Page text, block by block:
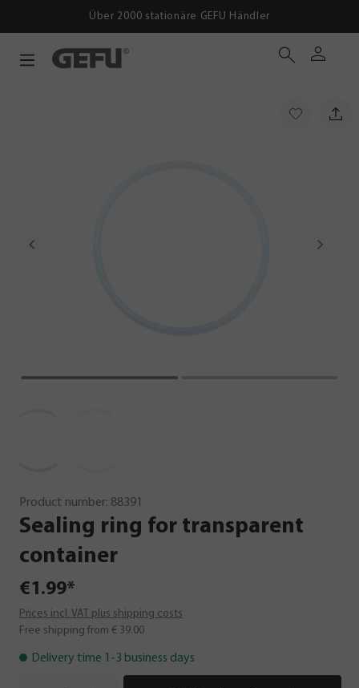
Über 2000 stationäre GEFU Händler
Product number: 88391
Sealing ring for transparent
container
€1.99*
Prices incl. VAT plus shipping costs
Free shipping from € 39.00
Delivery time 1-3 business days